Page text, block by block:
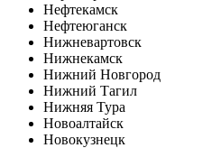
Нефтекамск
Нефтеюганск
Нижневартовск
Нижнекамск
Нижний Новгород
Нижний Тагил
Нижняя Тура
Новоалтайск
Новокузнецк